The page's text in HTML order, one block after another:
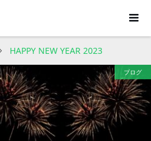
HAPPY NEW YEAR 2023
ブログ